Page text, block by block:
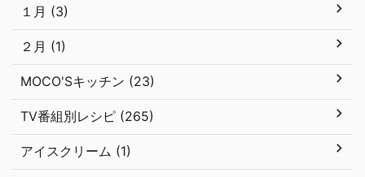
１月 (3)
２月 (1)
MOCO'Sキッチン (23)
TV番組別レシピ (265)
アイスクリーム (1)